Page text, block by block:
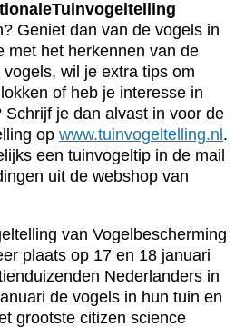
Geniet dan van de vogels in
met het herkennen van de
wil je extra tips om
of heb je interesse in
Schrijf je dan alvast in voor de
op www.tuinvogeltelling.nl.
een tuinvogeltip in de mail
uit de webshop van
van Vogelbescherming
plaats op 17 en 18 januari
Nederlanders in
de vogels in hun tuin en
grootste citizen science